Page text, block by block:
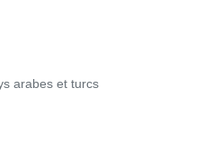
arabes et turcs